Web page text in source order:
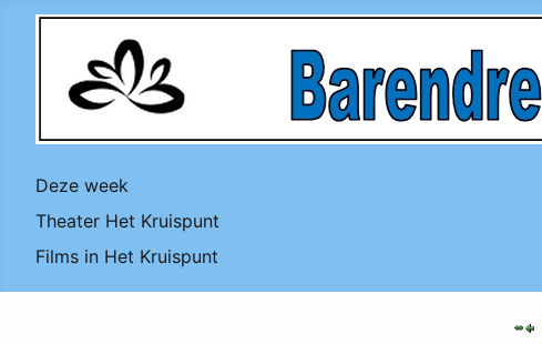
Deze week
Theater Het Kruispunt
Films in Het Kruispunt